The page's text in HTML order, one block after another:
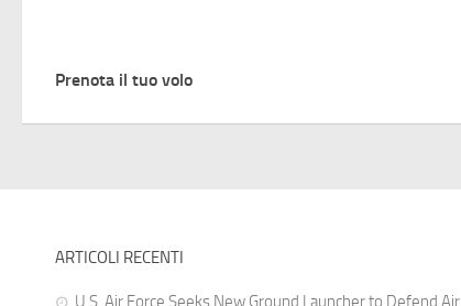
Prenota il tuo volo
ARTICOLI RECENTI
U.S. Air Force Seeks New Ground Launcher to Defend Air